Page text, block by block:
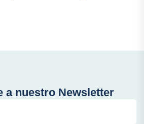
a nuestro Newsletter